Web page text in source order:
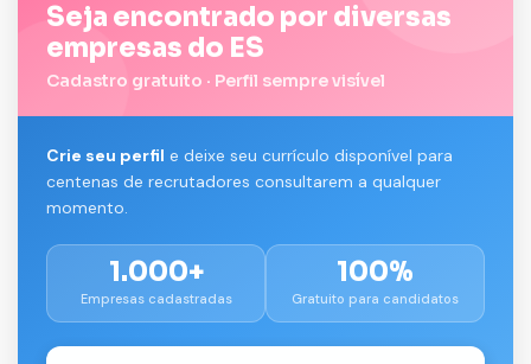
Seja encontrado por diversas
empresas do ES
Cadastro gratuito · Perfil sempre visível
Crie seu perfil e deixe seu currículo disponível para
centenas de recrutadores consultarem a qualquer
momento.
1.000+
Empresas cadastradas
100%
Gratuito para candidatos